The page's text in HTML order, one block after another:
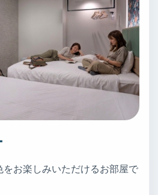
をお楽しみいただけるお部屋で